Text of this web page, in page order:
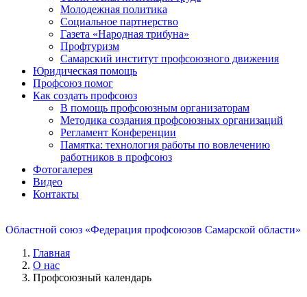
Молодежная политика
Социальное партнерство
Газета «Народная трибуна»
Профтуризм
Самарский институт профсоюзного движения
Юридическая помощь
Профсоюз помог
Как создать профсоюз
В помощь профсоюзным организаторам
Методика создания профсоюзных организаций
Регламент Конференции
Памятка: технология работы по вовлечению
работников в профсоюз
Фотогалерея
Видео
Контакты
Областной союз «Федерация профсоюзов Самарской области»
Главная
О нас
Профсоюзный календарь